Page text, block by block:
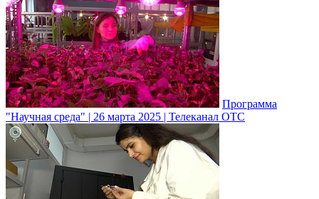
Программа
"Научная среда" | 26 марта 2025 | Телеканал ОТС